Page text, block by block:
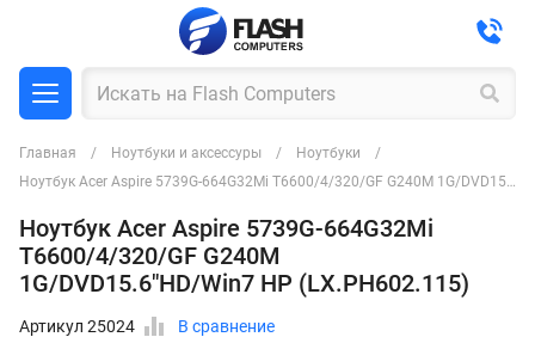
Главная Ноутбуки и аксессуры
Ноутбуки
Ноутбук Acer Aspire 5739G-664G32Mi Т6600/4/320/GF G240M 1G/DVD15.6"HD/Win7 HP (LX.PH602.115)
Ноутбук Acer Aspire 5739G-664G32Mi
Т6600/4/320/GF G240M
1G/DVD15.6"HD/Win7 HP (LX.PH602.115)
Артикул 25024 В сравнение